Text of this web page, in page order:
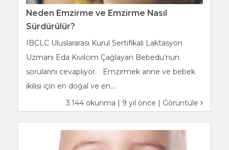
Neden Emzirme ve Emzirme Nasıl
Sürdürülür?
IBCLC Uluslararası Kurul Sertifikalı Laktasyon
Uzmanı Eda Kıvılcım Çağlayan Bebedu’nun
sorularını cevaplıyor. Emzirmek anne ve bebek
ikilisi için en doğal ve en...
3.144 okunma | 9 yıl önce | Görüntüle